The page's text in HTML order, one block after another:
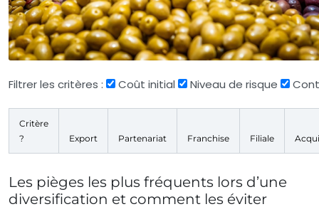
Filtrer les critères : Coût initial Niveau de risque
Critère
?
Export Partenariat Franchise Filiale
Les pièges les plus fréquents lors d’une
diversification et comment les éviter